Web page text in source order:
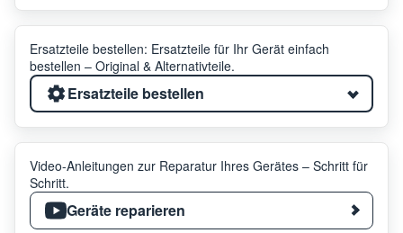
Ersatzteile bestellen: Ersatzteile für Ihr Gerät einfach
bestellen – Original & Alternativteile.
Ersatzteile bestellen
Video-Anleitungen zur Reparatur Ihres Gerätes – Schritt für
Schritt.
Geräte reparieren